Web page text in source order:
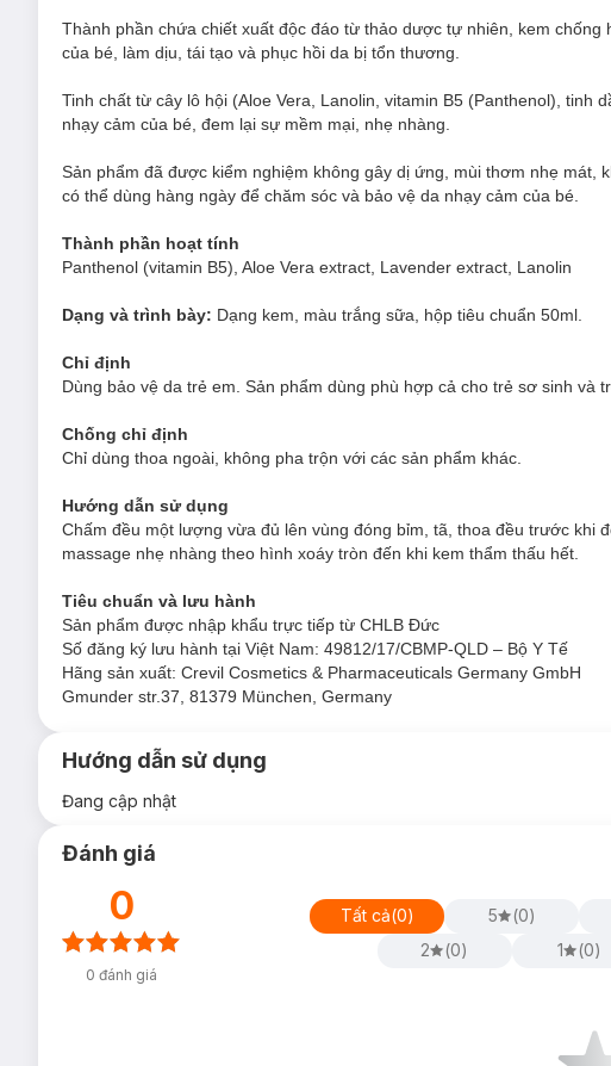
Thành phần chứa chiết xuất độc đáo từ thảo dược tự nhiên, kem
của bé, làm dịu, tái tạo và phục hồi da bị tổn thương.
Tinh chất từ cây lô hội (Aloe Vera, Lanolin, vitamin B5 (Panthenol),
nhạy cảm của bé, đem lại sự mềm mại, nhẹ nhàng.
Sản phẩm đã được kiểm nghiệm không gây dị ứng, mùi thơm nhẹ mát,
có thể dùng hàng ngày để chăm sóc và bảo vệ da nhạy cảm của bé.
Thành phần hoạt tính
Panthenol (vitamin B5), Aloe Vera extract, Lavender extract, Lanolin
Dạng và trình bày: Dạng kem, màu trắng sữa, hộp tiêu chuẩn 50ml.
Chỉ định
Dùng bảo vệ da trẻ em. Sản phẩm dùng phù hợp cả cho trẻ sơ sinh và
Chống chỉ định
Chỉ dùng thoa ngoài, không pha trộn với các sản phẩm khác.
Hướng dẫn sử dụng
Chấm đều một lượng vừa đủ lên vùng đóng bỉm, tã, thoa đều trước khi
massage nhẹ nhàng theo hình xoáy tròn đến khi kem thẩm thấu hết.
Tiêu chuẩn và lưu hành
Sản phẩm được nhập khẩu trực tiếp từ CHLB Đức
Số đăng ký lưu hành tại Việt Nam: 49812/17/CBMP-QLD – Bộ Y Tế
Hãng sản xuất: Crevil Cosmetics & Pharmaceuticals Germany GmbH
Gmunder str.37, 81379 München, Germany
Hướng dẫn sử dụng
Đang cập nhật
Đánh giá
0
0 đánh giá
Tất cả(0) 5 (0)
2
(0) 1 (0)